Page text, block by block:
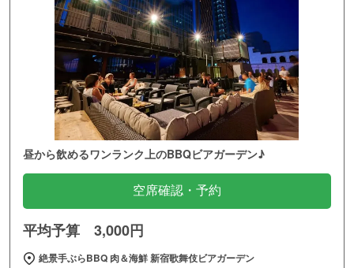
昼から飲めるワンランク上のBBQビアガーデン♪
空席確認・予約
平均予算 3,000円
絶景手ぶらBBQ 肉＆海鮮 新宿歌舞伎ビアガーデン